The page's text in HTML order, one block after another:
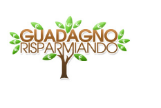
contenuto